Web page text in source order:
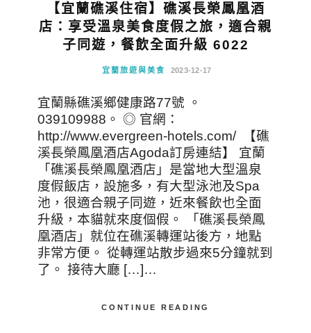
【宜蘭礁溪住宿】礁溪長榮鳳凰酒
店：享受溫泉美食度假之旅，適合親
子同遊，餐飲全面升級 6022
宜蘭旅遊與美食 2023-12-17
宜蘭縣礁溪鄉健康路77號 。
039109988。 ◎ 官網：
http://www.evergreen-hotels.com/ 【礁
溪長榮鳳凰酒店Agoda訂房連結】 宜蘭
「礁溪長榮鳳凰酒店」是當地大型溫泉
度假飯店，設施多，有大型泳池及Spa
池，很適合親子同遊，近來餐飲也全面
升級，本貓就來度個假。 「礁溪長榮鳳
凰酒店」就位在礁溪轉運站後方，地點
非常方便。 從轉運站散步過來5分鐘就到
了。 接待大廳 […]…
CONTINUE READING